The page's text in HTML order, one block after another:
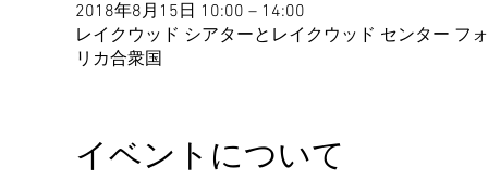
2018年8月15日 10:00 – 14:00
レイクウッド シアターとレイクウッド センター フ
リカ合衆国
イベントについて